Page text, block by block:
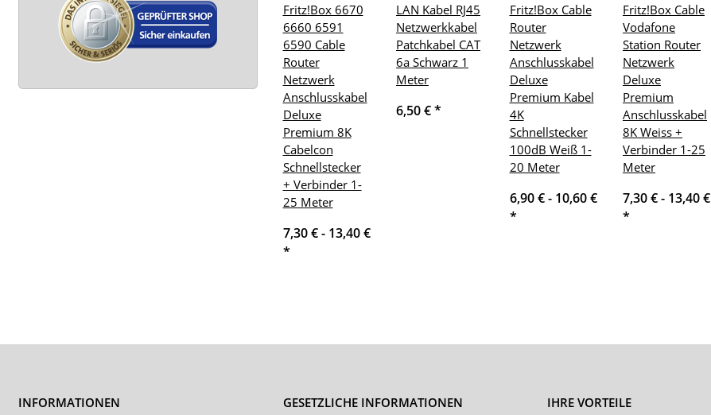
Fritz!Box 6670
6660 6591
6590 Cable
Router
Netzwerk
Anschlusskabel
Deluxe
Premium 8K
Cabelcon
Schnellstecker
+ Verbinder 1-
25 Meter
7,30 € - 13,40 €
*
LAN Kabel RJ45
Netzwerkkabel
Patchkabel CAT
6a Schwarz 1
Meter
6,50 €*
Fritz!Box Cable
Router
Netzwerk
Anschlusskabel
Deluxe
Premium Kabel
4K
Schnellstecker
100dB Weiß 1-
20 Meter
6,90 € - 10,60 €
*
Fritz!Box Cable
Vodafone
Station Router
Netzwerk
Deluxe
Premium
Anschlusskabel
8K Weiss +
Verbinder 1-25
Meter
7,30 € - 13,40 €
*
INFORMATIONEN
GESETZLICHE INFORMATIONEN
IHRE VORTEILE